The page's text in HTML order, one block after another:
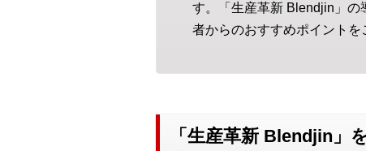
す。「生産革新 Blendjin」の
者からのおすすめポイントを
「生産革新 Blendjin」